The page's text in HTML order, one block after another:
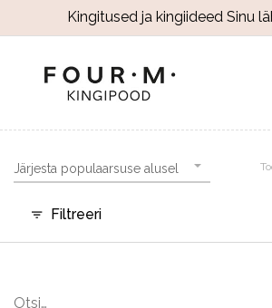
Kingitused ja kingiideed Sinu
Järjesta populaarsuse alusel
Filtreeri
Search